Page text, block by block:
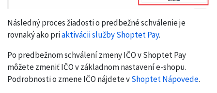
Následný proces žiadosti o predbežné schválenie je
rovnaký ako priaktivácii služby Shoptet Pay.
Po predbežnom schválení zmeny IČO v Shoptet Pay
môžete zmeniť IČO v základnom nastavení e-shopu.
Podrobnosti o zmene IČO nájdete vShoptet Nápovede.